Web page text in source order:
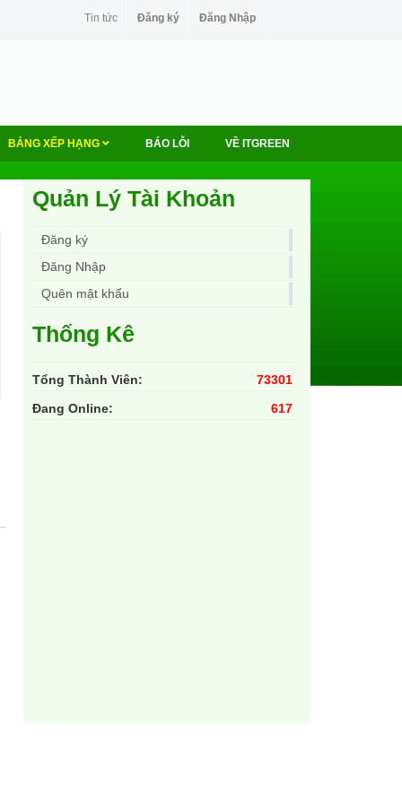
Tin tức Đăng ký Đăng Nhập
BẢNG XẾP HẠNG BÁO LỖI VỀ ITGREEN
Quản Lý Tài Khoản
Đăng ký
Đăng Nhập
Quên mật khẩu
Thống Kê
Tổng Thành Viên:
73301
Đang Online:
617